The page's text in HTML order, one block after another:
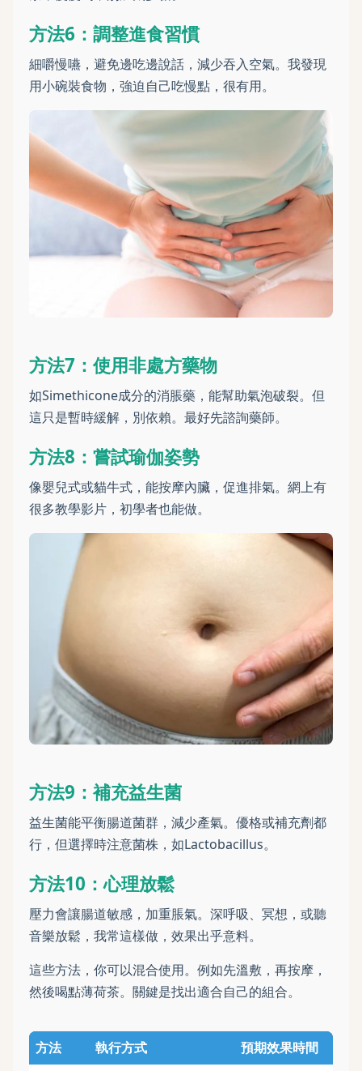
方法6：調整進食習慣
細嚼慢嚥，避免邊吃邊說話，減少吞入空氣。我發現
用小碗裝食物，強迫自己吃慢點，很有用。
方法7：使用非處方藥物
如Simethicone成分的消脹藥，能幫助氣泡破裂。但
這只是暫時緩解，別依賴。最好先諮詢藥師。
方法8：嘗試瑜伽姿勢
像嬰兒式或貓牛式，能按摩內臟，促進排氣。網上有
很多教學影片，初學者也能做。
方法9：補充益生菌
益生菌能平衡腸道菌群，減少產氣。優格或補充劑都
行，但選擇時注意菌株，如Lactobacillus。
方法10：心理放鬆
壓力會讓腸道敏感，加重脹氣。深呼吸、冥想，或聽
音樂放鬆，我常這樣做，效果出乎意料。
這些方法，你可以混合使用。例如先溫敷，再按摩，
然後喝點薄荷茶。關鍵是找出適合自己的組合。
方法 執行方式
預期效果時間